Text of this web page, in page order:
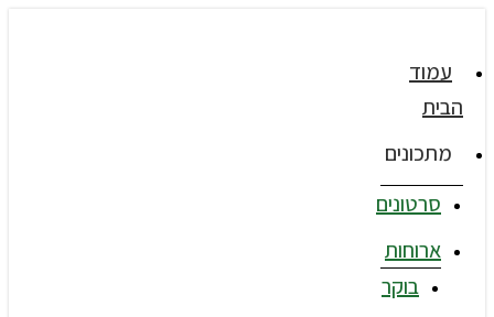
עמוד
הבית
מתכונים
סרטונים
ארוחות
בוקר